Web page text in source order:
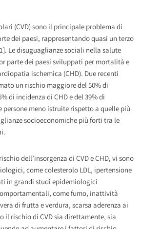
(CVD) sono il principale problema di
dei paesi, rappresentando quasi un terzo
Le disuguaglianze sociali nella salute
parte dei paesi sviluppati per mortalità e
ischemica (CHD). Due recenti
un rischio maggiore del 50% di
di incidenza di CHD e del 39% di
persone meno istruite rispetto a quelle più
socioeconomiche più forti tra le
dell’insorgenza di CVD e CHD, vi sono
come colesterolo LDL, ipertensione
in grandi studi epidemiologici
come fumo, inattività
di frutta e verdura, scarsa aderenza ai
il rischio di CVD sia direttamente, sia